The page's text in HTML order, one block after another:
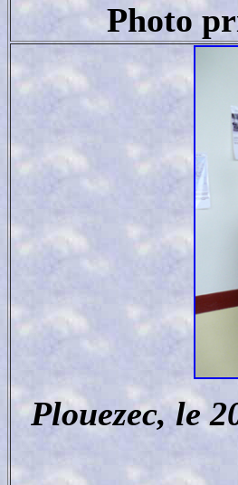
Photo
Plouezec, le